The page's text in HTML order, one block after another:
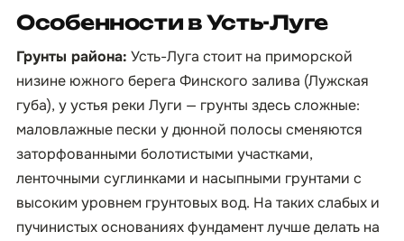
Особенности в Усть-Луге
Грунты района: Усть-Луга стоит на приморской
низине южного берега Финского залива (Лужская
губа), у устья реки Луги — грунты здесь сложные:
маловлажные пески у дюнной полосы сменяются
заторфованными болотистыми участками,
ленточными суглинками и насыпными грунтами с
высоким уровнем грунтовых вод. На таких слабых и
пучинистых основаниях фундамент лучше делать на